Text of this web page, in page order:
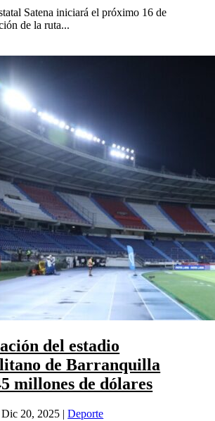
Satena iniciará el próximo 16 de
de la ruta...
del estadio
de Barranquilla
millones de dólares
Dic 20, 2025 |Deporte